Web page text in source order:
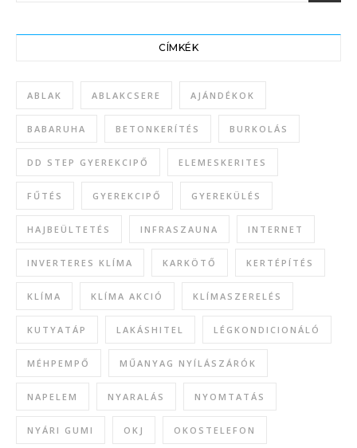
CÍMKÉK
ABLAK ABLAKCSERE AJÁNDÉKOK
BABARUHA BETONKERÍTÉS BURKOLÁS
DD STEP GYEREKCIPŐ ELEMESKERITES
FŰTÉS GYEREKCIPŐ GYEREKÜLÉS
HAJBEÜLTETÉS INFRASZAUNA INTERNET
INVERTERES KLÍMA KARKÖTŐ KERTÉPÍTÉS
KLÍMA KLÍMA AKCIÓ KLÍMASZERELÉS
KUTYATÁP LAKÁSHITEL LÉGKONDICIONÁLÓ
MÉHPEMPŐ MŰANYAG NYÍLÁSZÁRÓK
NAPELEM NYARALÁS NYOMTATÁS
NYÁRI GUMI OKJ OKOSTELEFON